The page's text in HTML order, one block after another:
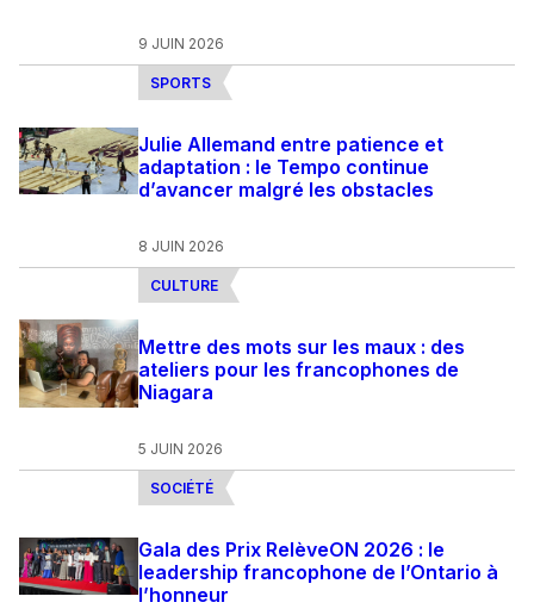
9 JUIN 2026
SPORTS
Julie Allemand entre patience et
adaptation : le Tempo continue
d’avancer malgré les obstacles
8 JUIN 2026
CULTURE
Mettre des mots sur les maux : des
ateliers pour les francophones de
Niagara
5 JUIN 2026
SOCIÉTÉ
Gala des Prix RelèveON 2026 : le
leadership francophone de l’Ontario à
l’honneur